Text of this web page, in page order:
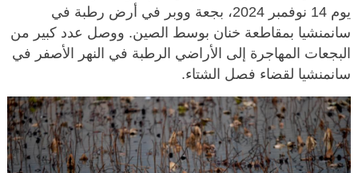
يوم 14 نوفمبر 2024، بجعة ووبر في أرض رطبة في
سانمنشيا بمقاطعة خنان بوسط الصين. ووصل عدد كبير من
البجعات المهاجرة إلى الأراضي الرطبة في النهر الأصفر في
سانمنشيا لقضاء فصل الشتاء.